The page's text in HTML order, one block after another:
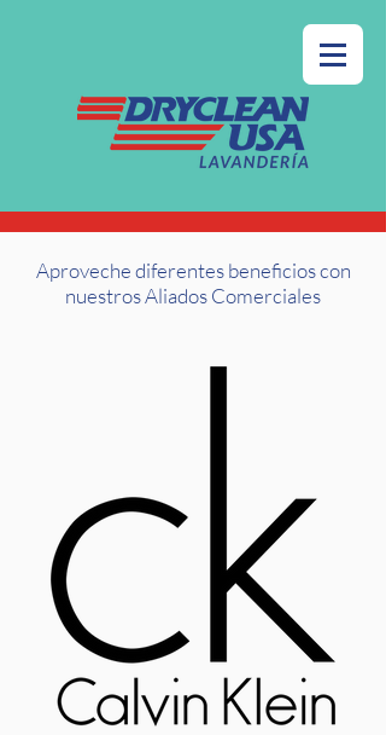
Aproveche diferentes beneficios con
nuestros Aliados Comerciales